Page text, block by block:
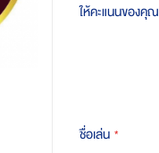
ให้คะแนนของคุณ
ชื่อเล่น